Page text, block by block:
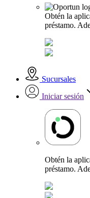
Obtén la
préstamo.
Sucursales
Iniciar sesión
Obtén la
préstamo.